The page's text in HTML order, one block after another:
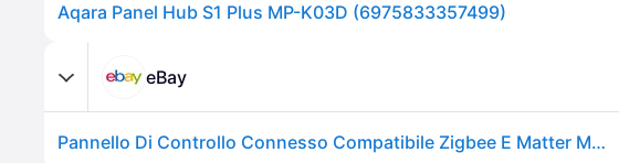
Aqara Panel Hub S1 Plus MP-K03D (6975833357499)
eBay
Pannello Di Controllo Connesso Compatibile Zigbee E Matter Multi Controllo